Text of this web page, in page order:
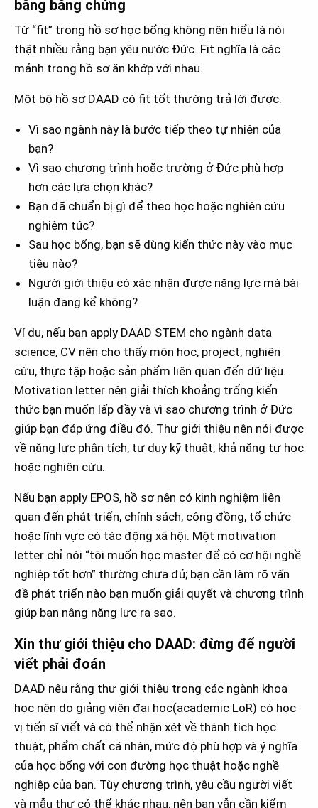
bằng bằng chứng
Từ “fit” trong hồ sơ học bổng không nên hiểu là nói
thật nhiều rằng bạn yêu nước Đức. Fit nghĩa là các
mảnh trong hồ sơ ăn khớp với nhau.
Một bộ hồ sơ DAAD có fit tốt thường trả lời được:
Vì sao ngành này là bước tiếp theo tự nhiên của
bạn?
Vì sao chương trình hoặc trường ở Đức phù hợp
hơn các lựa chọn khác?
Bạn đã chuẩn bị gì để theo học hoặc nghiên cứu
nghiêm túc?
Sau học bổng, bạn sẽ dùng kiến thức này vào mục
tiêu nào?
Người giới thiệu có xác nhận được năng lực mà bài
luận đang kể không?
Ví dụ, nếu bạn apply DAAD STEM cho ngành data
science, CV nên cho thấy môn học, project, nghiên
cứu, thực tập hoặc sản phẩm liên quan đến dữ liệu.
Motivation letter nên giải thích khoảng trống kiến
thức bạn muốn lấp đầy và vì sao chương trình ở Đức
giúp bạn đáp ứng điều đó. Thư giới thiệu nên nói được
về năng lực phân tích, tư duy kỹ thuật, khả năng tự học
hoặc nghiên cứu.
Nếu bạn apply EPOS, hồ sơ nên có kinh nghiệm liên
quan đến phát triển, chính sách, cộng đồng, tổ chức
hoặc lĩnh vực có tác động xã hội. Một motivation
letter chỉ nói “tôi muốn học master để có cơ hội nghề
nghiệp tốt hơn” thường chưa đủ; bạn cần làm rõ vấn
đề phát triển nào bạn muốn giải quyết và chương trình
giúp bạn nâng năng lực ra sao.
Xin thư giới thiệu cho DAAD: đừng để người
viết phải đoán
DAAD nêu rằng thư giới thiệu trong các ngành khoa
học nên do giảng viên đại học(academic LoR) có học
vị tiến sĩ viết và có thể nhận xét về thành tích học
thuật, phẩm chất cá nhân, mức độ phù hợp và ý nghĩa
của học bổng với con đường học thuật hoặc nghề
nghiệp của bạn. Tùy chương trình, yêu cầu người viết
và mẫu thư có thể khác nhau, nên bạn vẫn cần kiểm